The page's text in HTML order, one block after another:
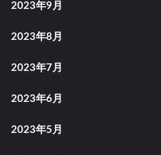
2023年9月
2023年8月
2023年7月
2023年6月
2023年5月